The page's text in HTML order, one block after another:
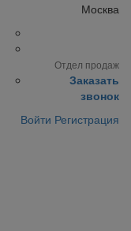
Москва
Отдел продаж
Заказать
звонок
Войти Регистрация